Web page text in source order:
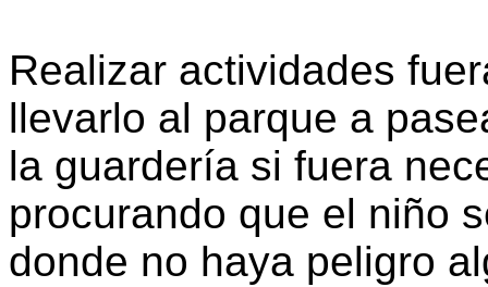
Realizar actividades
llevarlo al parque a
la guardería si fuera
procurando que el niño
donde no haya peligro